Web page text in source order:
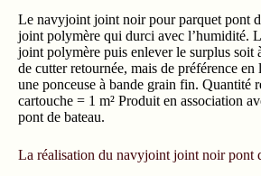
Le navyjoint joint noir pour parquet pont
joint polymère qui durci avec l’humidité.
joint polymère puis enlever le surplus soit
de cutter retournée, mais de préférence en
une ponceuse à bande grain fin. Quantité
cartouche = 1 m² Produit en association
pont de bateau.
La réalisation du navyjoint joint noir pont